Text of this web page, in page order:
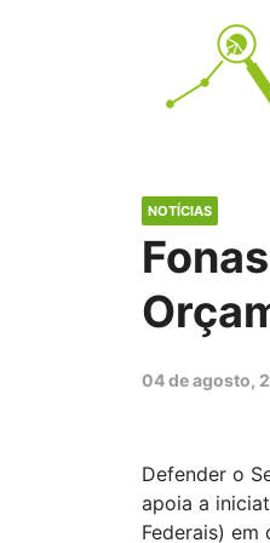
NOTÍCIAS
04 de agosto,
Defender o
apoia a
Federais)